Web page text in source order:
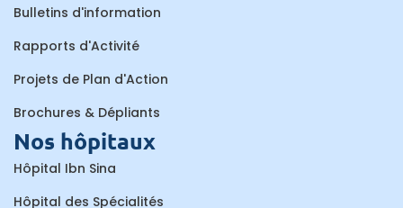
Bulletins d'information
Rapports d'Activité
Projets de Plan d'Action
Brochures & Dépliants
Nos hôpitaux
Hôpital Ibn Sina
Hôpital des Spécialités